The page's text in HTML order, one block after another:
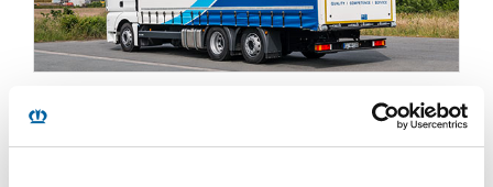
ANSTATAS ANT TRIJŲ AŠIŲ VILKIKO
Esant sustumiamojo tento variantui, anstatas